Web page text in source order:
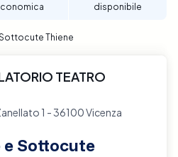
disponibile
Thiene
TEATRO
1 - 36100 Vicenza
Sottocute